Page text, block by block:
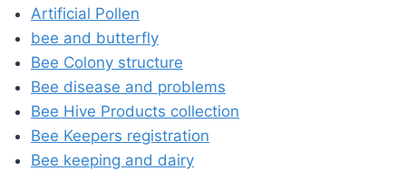
Artificial Pollen
bee and butterfly
Bee Colony structure
Bee disease and problems
Bee Hive Products collection
Bee Keepers registration
Bee keeping and dairy